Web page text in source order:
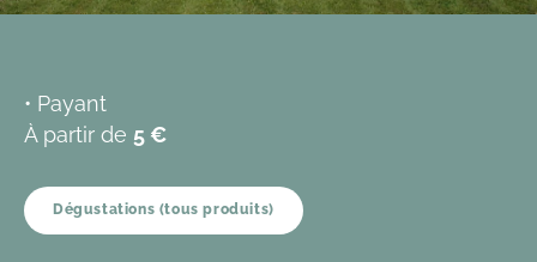
• Payant
À partir de 5 €
Dégustations (tous produits)